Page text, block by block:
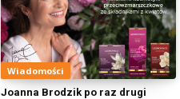
Wiadomości
Joanna Brodzik po raz drugi